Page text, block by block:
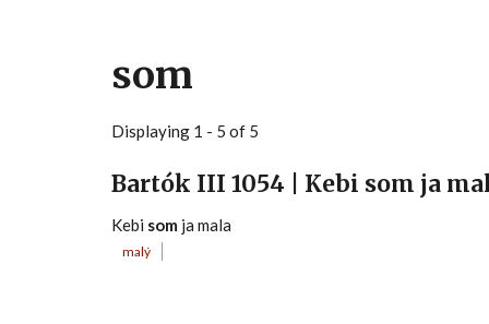
som
Displaying 1 - 5 of 5
Bartók III 1054 | Kebi som ja
Kebi som ja mala
malý